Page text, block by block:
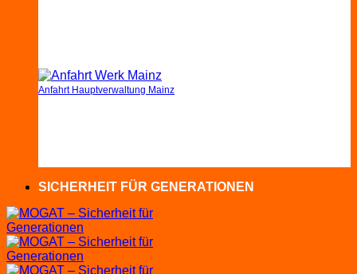
Anfahrt Hauptverwaltung Mainz
SICHERHEIT FÜR GENERATIONEN